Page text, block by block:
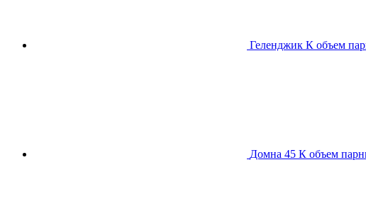
Геленджик К объем
Домна 45 К объем